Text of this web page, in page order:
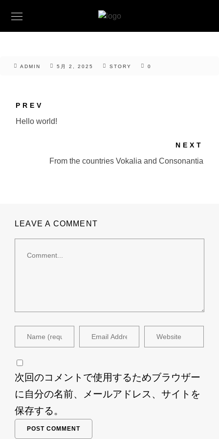
ADMIN 5月 2, 2025 STORY 0
PREV
Hello world!
NEXT
From the countries Vokalia and Consonantia
LEAVE A COMMENT
次回のコメントで使用するためブラウザー
に自分の名前、メールアドレス、サイトを
保存する。